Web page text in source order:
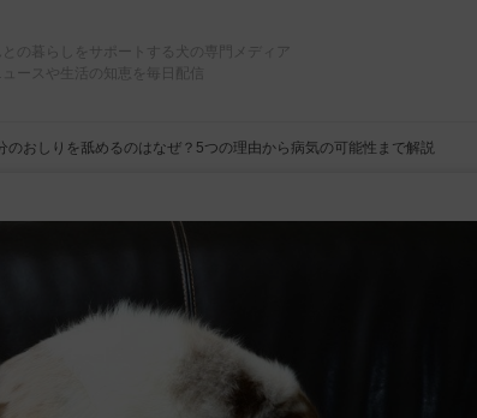
との暮らしをサポートする犬の専門メディア
ュースや生活の知恵を毎日配信
のおしりを舐めるのはなぜ？5つの理由から病気の可能性まで解説